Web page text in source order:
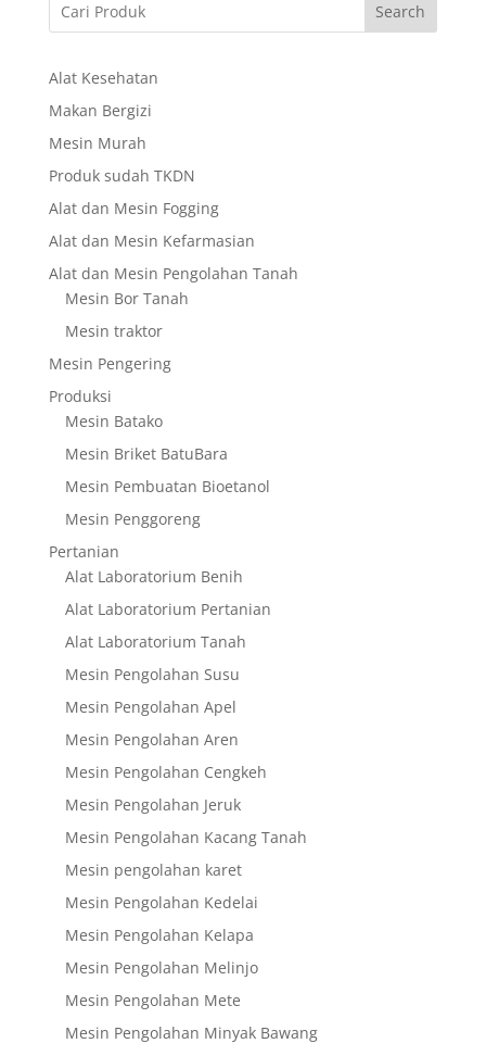
Search
Alat Kesehatan
Makan Bergizi
Mesin Murah
Produk sudah TKDN
Alat dan Mesin Fogging
Alat dan Mesin Kefarmasian
Alat dan Mesin Pengolahan Tanah
Mesin Bor Tanah
Mesin traktor
Mesin Pengering
Produksi
Mesin Batako
Mesin Briket BatuBara
Mesin Pembuatan Bioetanol
Mesin Penggoreng
Pertanian
Alat Laboratorium Benih
Alat Laboratorium Pertanian
Alat Laboratorium Tanah
Mesin Pengolahan Susu
Mesin Pengolahan Apel
Mesin Pengolahan Aren
Mesin Pengolahan Cengkeh
Mesin Pengolahan Jeruk
Mesin Pengolahan Kacang Tanah
Mesin pengolahan karet
Mesin Pengolahan Kedelai
Mesin Pengolahan Kelapa
Mesin Pengolahan Melinjo
Mesin Pengolahan Mete
Mesin Pengolahan Minyak Bawang